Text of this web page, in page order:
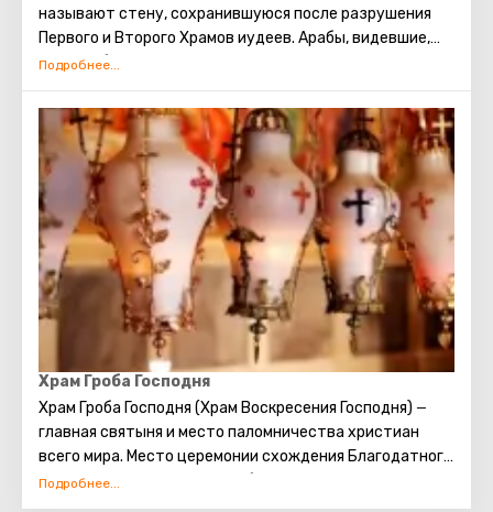
называют стену, сохранившуюся после разрушения
Первого и Второго Храмов иудеев. Арабы, видевшие,
как скорбят евреи о разрушении храма, прозвали это
традиция: стоя у Стены Плача просить о самом
сокровенном. Можно также вложить между камней
Стены записку с заветным желанием, которое
непременно сбудется. Собираясь посетить Стену
Плача, следует помнить о том, что это возможно
только в скромной одежде, прикрывающей колени и
плечи.
Храм Гроба Господня
Храм Гроба Господня (Храм Воскресения Господня) —
главная святыня и место паломничества христиан
всего мира. Место церемонии схождения Благодатного
огня. Место распятия, погребения и воскрешения
Христа.